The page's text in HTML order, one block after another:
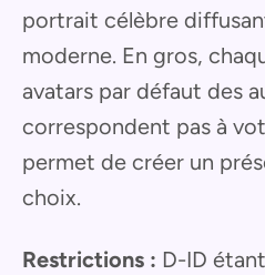
portrait célèbre
moderne. En gros,
avatars par défaut des
correspondent pas à
permet de créer un
choix.
Restrictions : D-ID